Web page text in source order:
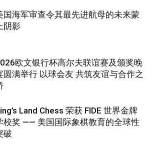
国海军审查令其最先进航母的未来蒙
上阴影
欧文银行杯高尔夫联谊赛及颁奖晚
圆满举行 以球会友 共筑友谊与合作之
Land Chess 荣获 FIDE 世界金牌
校奖 —— 美国国际象棋教育的全球性
破